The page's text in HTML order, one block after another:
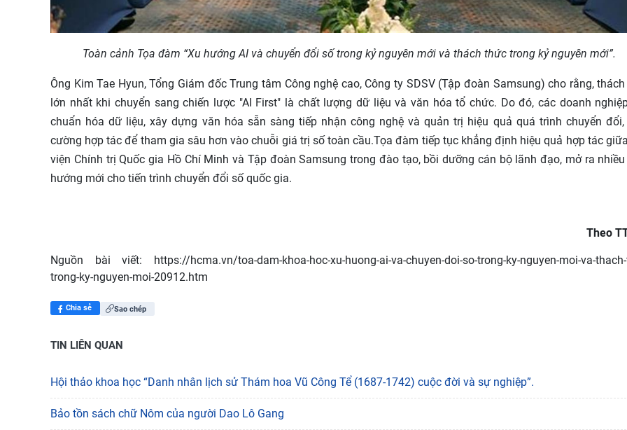
Toàn cảnh Tọa đàm “Xu hướng AI và chuyển đổi số trong kỷ nguyên mới và thách thức trong kỷ nguyên mới”.
Ông Kim Tae Hyun, Tổng Giám đốc Trung tâm Công nghệ cao, Công ty SDSV (Tập đoàn Samsung) cho rằng,
lớn nhất khi chuyển sang chiến lược "AI First" là chất lượng dữ liệu và văn hóa tổ chức. Do đó, các doanh
chuẩn hóa dữ liệu, xây dựng văn hóa sẵn sàng tiếp nhận công nghệ và quản trị hiệu quả quá trình chuyển đổi,
cường hợp tác để tham gia sâu hơn vào chuỗi giá trị số toàn cầu.Tọa đàm tiếp tục khẳng định hiệu quả hợp tác
viện Chính trị Quốc gia Hồ Chí Minh và Tập đoàn Samsung trong đào tạo, bồi dưỡng cán bộ lãnh đạo, mở ra
hướng mới cho tiến trình chuyển đổi số quốc gia.
Theo
Nguồn bài viết:
https://hcma.vn/toa-dam-khoa-hoc-xu-huong-ai-va-chuyen-doi-so-trong-ky-nguyen-moi-va-
trong-ky-nguyen-moi-20912.htm
Chia sẻ Sao chép
TIN LIÊN QUAN
Hội thảo khoa học “Danh nhân lịch sử Thám hoa Vũ Công Tể (1687-1742) cuộc đời và sự nghiệp”.
Bảo tồn sách chữ Nôm của người Dao Lô Gang